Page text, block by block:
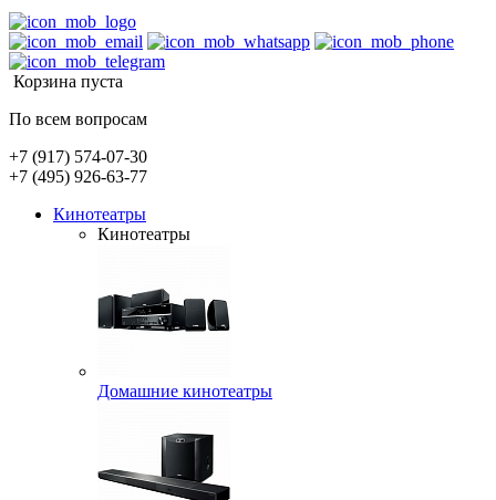
Корзина пуста
По всем вопросам
+7 (917) 574-07-30
+7 (495) 926-63-77
Кинотеатры
Кинотеатры
Домашние кинотеатры